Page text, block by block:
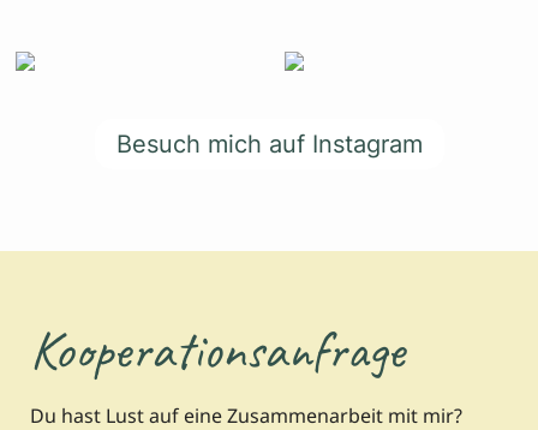
Besuch mich auf Instagram
Kooperationsanfrage
Du hast Lust auf eine Zusammenarbeit mit mir?